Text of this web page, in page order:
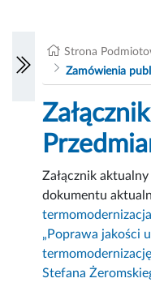
Strona
Zamówienia
Załącznik
dokumentu
„Poprawa jakości
Stefana